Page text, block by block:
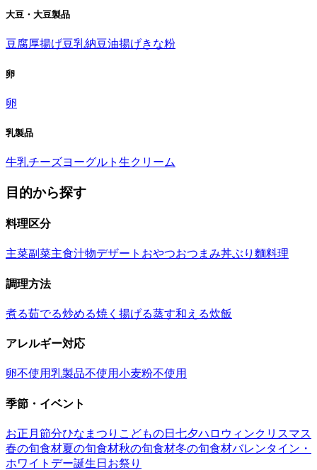
大豆・大豆製品
豆腐厚揚げ豆乳納豆油揚げきな粉
卵
卵
乳製品
牛乳チーズヨーグルト 生クリーム
目的から探す
料理区分
主菜副菜主食汁物デザート おやつおつまみ丼ぶり 麵料理
調理方法
煮る茹でる炒める焼く 揚げる蒸す和える炊飯
アレルギー対応
卵不使用乳製品不使用小麦粉不使用
季節・イベント
お正月 節分ひなまつり こどもの日 七夕ハロウィンクリスマス
春の旬食材夏の旬食材秋の旬食材冬の旬食材バレンタイン・
ホワイトデー誕生日 お祭り